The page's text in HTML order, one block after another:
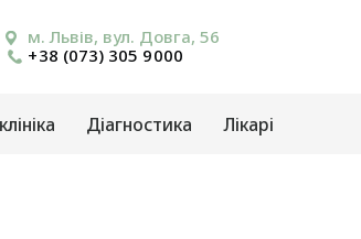
м. Львів, вул. Довга, 56
+38 (073) 305 9000
Діагностика Лікарі